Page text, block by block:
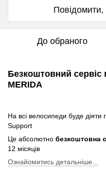
Повідомити,
До обраного
Безкоштовний сервіс
MERIDA
На всі велосипеди буде
Support
Це абсолютно безкоштовна
12 місяців
Ознайомитись детальніше...